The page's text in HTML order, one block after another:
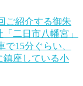
ご紹介する御朱
二日市八幡宮」
15分ぐらい、
鎮座している小